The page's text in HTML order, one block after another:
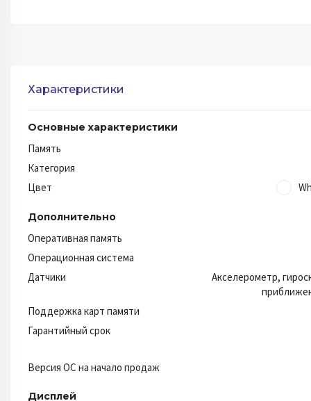
Характеристики
Основные характеристики
Память
Категория
Цвет
Дополнительно
Оперативная память
Операционная система
Датчики
Акселерометр,
Поддержка карт памяти
Гарантийный срок
Версия ОС на начало продаж
Дисплей